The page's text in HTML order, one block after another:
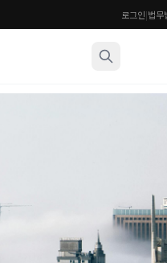
로그인|법무
법률
법률서
뉴스레